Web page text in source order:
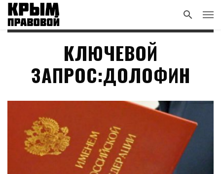
КЛЮЧЕВОЙ
ЗАПРОС:ДОЛОФИН